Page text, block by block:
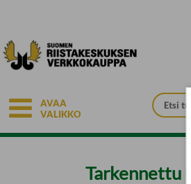
AVAA
VALIKKO
Tarkennettu